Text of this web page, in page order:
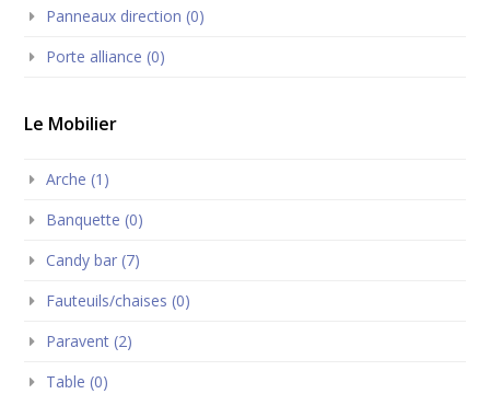
Panneaux direction (0)
Porte alliance (0)
Le Mobilier
Arche (1)
Banquette (0)
Candy bar (7)
Fauteuils/chaises (0)
Paravent (2)
Table (0)